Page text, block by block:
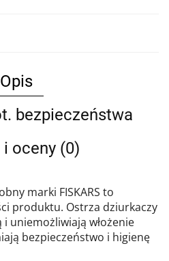
Opis
bezpieczeństwa
i oceny (0)
marki FISKARS to
produktu. Ostrza dziurkaczy
i uniemożliwiają włożenie
bezpieczeństwo i higienę